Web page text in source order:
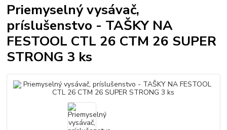
Priemyselný vysávač,
príslušenstvo - TAŠKY NA
FESTOOL CTL 26 CTM 26 SUPER
STRONG 3 ks